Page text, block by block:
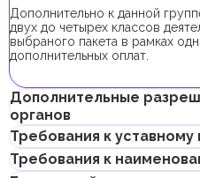
Дополнительно к данной
двух до четырех классов
выбраного пакета в рамках
дополнительных оплат.
Дополнительные
органов
В рамках процедуры
бизнес-деятельности не
Требования к уставному
Требования к